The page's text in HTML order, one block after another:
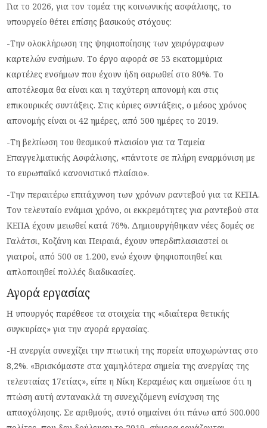
Για το 2026, για τον τομέα της κοινωνικής ασφάλισης, το
υπουργείο θέτει επίσης βασικούς στόχους:
-Την ολοκλήρωση της ψηφιοποίησης των χειρόγραφων
καρτελών ενσήμων. Το έργο αφορά σε 53 εκατομμύρια
καρτέλες ενσήμων που έχουν ήδη σαρωθεί στο 80%. Το
αποτέλεσμα θα είναι και η ταχύτερη απονομή και στις
επικουρικές συντάξεις. Στις κύριες συντάξεις, ο μέσος χρόνος
απονομής είναι οι 42 ημέρες, από 500 ημέρες το 2019.
-Τη βελτίωση του θεσμικού πλαισίου για τα Ταμεία
Επαγγελματικής Ασφάλισης, «πάντοτε σε πλήρη εναρμόνιση με
το ευρωπαϊκό κανονιστικό πλαίσιο».
-Την περαιτέρω επιτάχυνση των χρόνων ραντεβού για τα ΚΕΠΑ.
Τον τελευταίο ενάμισι χρόνο, οι εκκρεμότητες για ραντεβού στα
ΚΕΠΑ έχουν μειωθεί κατά 76%. Δημιουργήθηκαν νέες δομές σε
Γαλάτσι, Κοζάνη και Πειραιά, έχουν υπερδιπλασιαστεί οι
γιατροί, από 500 σε 1.200, ενώ έχουν ψηφιοποιηθεί και
απλοποιηθεί πολλές διαδικασίες.
Αγορά εργασίας
H υπουργός παρέθεσε τα στοιχεία της «ιδιαίτερα θετικής
συγκυρίας» για την αγορά εργασίας.
-Η ανεργία συνεχίζει την πτωτική της πορεία υποχωρώντας στο
8,2%. «Βρισκόμαστε στα χαμηλότερα σημεία της ανεργίας της
τελευταίας 17ετίας», είπε η Νίκη Κεραμέως και σημείωσε ότι η
πτώση αυτή αντανακλά τη συνεχιζόμενη ενίσχυση της
απασχόλησης. Σε αριθμούς, αυτό σημαίνει ότι πάνω από 500.000